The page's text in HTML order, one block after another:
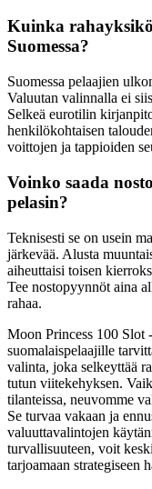
Kuinka
Suomessa?
Suomessa pelaajien
Valuutan valinnalla ei
Selkeä eurotilin
henkilökohtaisen
voittojen ja tappioiden
Voinko saada
pelasin?
Teknisesti se on usein
järkevää. Alusta
aiheuttaisi toisen
Tee nostopyynnöt aina
rahaa.
Moon Princess 100 Slot
suomalaispelaajille
valinta, joka selkeyttää
tutun viitekehyksen.
tilanteissa, neuvomme
Se turvaa vakaan ja
valuuttavalintojen
turvallisuuteen, voit
tarjoamaan strategiseen